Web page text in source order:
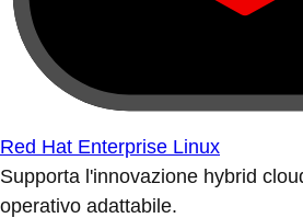
Red Hat Enterprise Linux
Supporta l'innovazione hybrid
operativo adattabile.